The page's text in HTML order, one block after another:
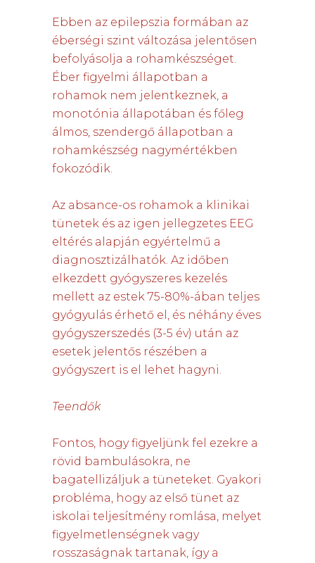
Ebben az epilepszia formában az
éberségi szint változása jelentősen
befolyásolja a rohamkészséget.
Éber figyelmi állapotban a
rohamok nem jelentkeznek, a
monotónia állapotában és főleg
álmos, szendergő állapotban a
rohamkészség nagymértékben
fokozódik.
Az absance-os rohamok a klinikai
tünetek és az igen jellegzetes EEG
eltérés alapján egyértelmű a
diagnosztizálhatók. Az időben
elkezdett gyógyszeres kezelés
mellett az estek 75-80%-ában teljes
gyógyulás érhető el, és néhány éves
gyógyszerszedés (3-5 év) után az
esetek jelentős részében a
gyógyszert is el lehet hagyni.
Teendők
Fontos, hogy figyeljünk fel ezekre a
rövid bambulásokra, ne
bagatellizáljuk a tüneteket. Gyakori
probléma, hogy az első tünet az
iskolai teljesítmény romlása, melyet
figyelmetlenségnek vagy
rosszaságnak tartanak, így a